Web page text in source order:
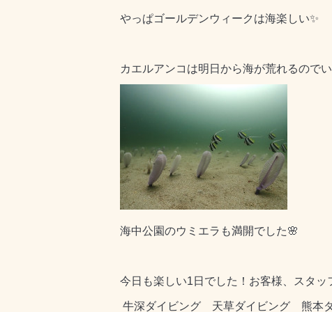
やっぱゴールデンウィークは海楽しい✨
カエルアンコは明日から海が荒れるので
海中公園のウミエラも満開でした🌸
今日も楽しい1日でした！お客様、スタ
牛深ダイビング 天草ダイビング 熊本